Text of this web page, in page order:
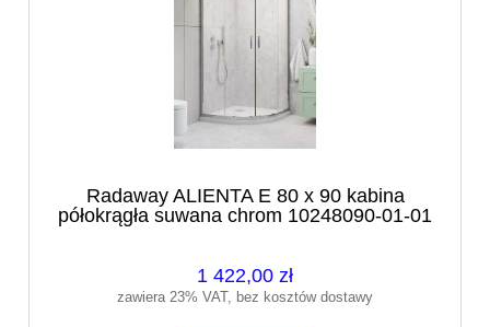
Radaway ALIENTA E 80 x 90 kabina
półokrągła suwana chrom 10248090-01-01
1 422,00 zł
zawiera 23% VAT, bez kosztów dostawy